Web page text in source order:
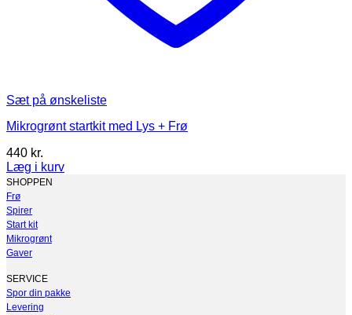
Sæt på ønskeliste
Mikrogrønt startkit med Lys + Frø
440 kr.
Læg i kurv
Dette
vare
har
flere
varianter.
Mulighederne
vælges
på
varesiden
SHOPPEN
Frø
Spirer
Start kit
Mikrogrønt
Gaver
SERVICE
Spor din pakke
Levering